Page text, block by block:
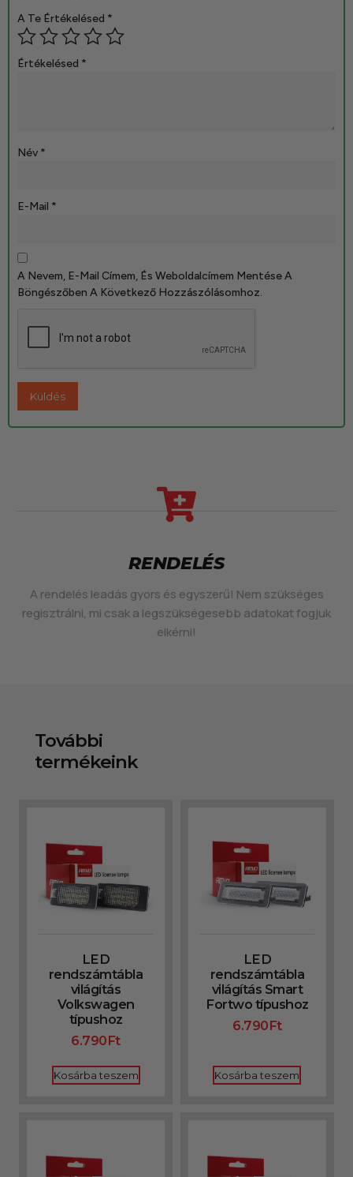
A Te Értékelésed *
Értékelésed *
Név *
E-Mail *
A Nevem, E-Mail Címem, És Weboldalcímem Mentése A
Böngészőben A Következő Hozzászólásomhoz.
RENDELÉS
A rendelés leadás gyors és egyszerű! Nem szükséges
regisztrálni, mi csak a legszükségesebb adatokat fogjuk
elkérni!
További
termékeink
LED
rendszámtábla
világítás
Volkswagen
típushoz
6.790Ft
Kosárba teszem
LED
rendszámtábla
világítás Smart
Fortwo típushoz
6.790Ft
Kosárba teszem